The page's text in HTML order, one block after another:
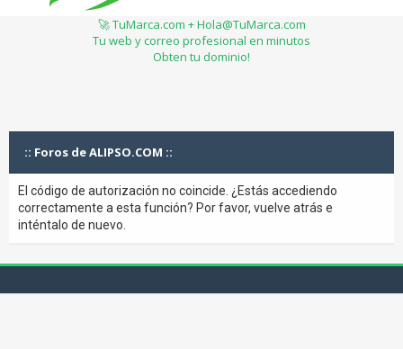
🚀 TuMarca.com + Hola@TuMarca.com
Tu web y correo profesional en minutos
Obten tu dominio!
:: Foros de ALIPSO.COM ::
El código de autorización no coincide. ¿Estás accediendo
correctamente a esta función? Por favor, vuelve atrás e
inténtalo de nuevo.